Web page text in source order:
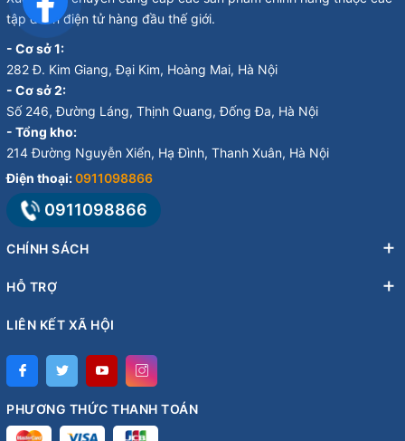
tập đoàn điện tử hàng đầu thế giới.
- Cơ sở 1:
282 Đ. Kim Giang, Đại Kim, Hoàng Mai, Hà Nội
- Cơ sở 2:
Số 246, Đường Láng, Thịnh Quang, Đống Đa, Hà Nội
- Tổng kho:
214 Đường Nguyễn Xiển, Hạ Đình, Thanh Xuân, Hà Nội
Điện thoại:0911098866
0911098866
CHÍNH SÁCH
HỖ TRỢ
LIÊN KẾT XÃ HỘI
PHƯƠNG THỨC THANH TOÁN